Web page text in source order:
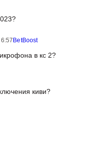
BetBoost
в кс 2?
киви?